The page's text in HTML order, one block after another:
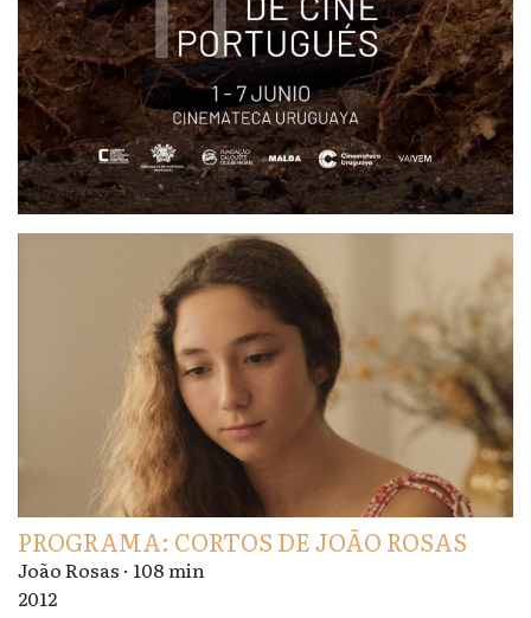
PROGRAMA: CORTOS DE JOÃO ROSAS
João Rosas · 108 min
2012